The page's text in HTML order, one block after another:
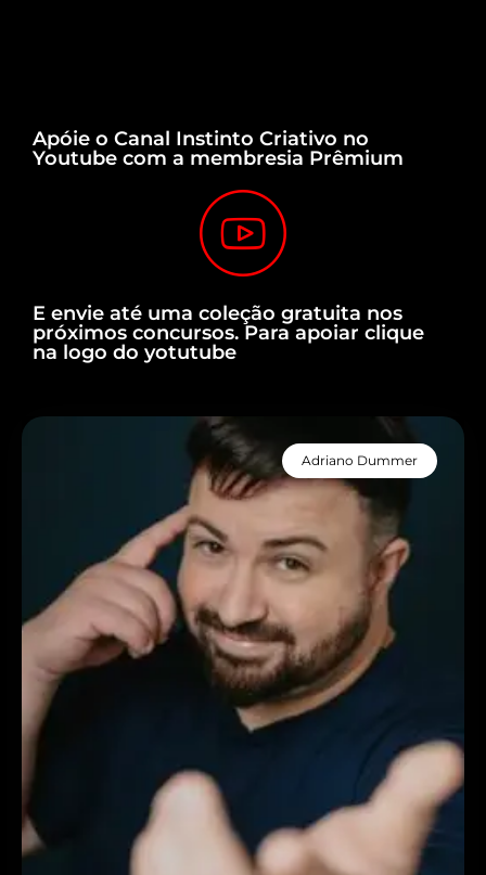
Apóie o Canal Instinto Criativo no
Youtube com a membresia Prêmium
E envie até uma coleção gratuita nos
próximos concursos. Para apoiar clique
na logo do yotutube
Adriano Dummer